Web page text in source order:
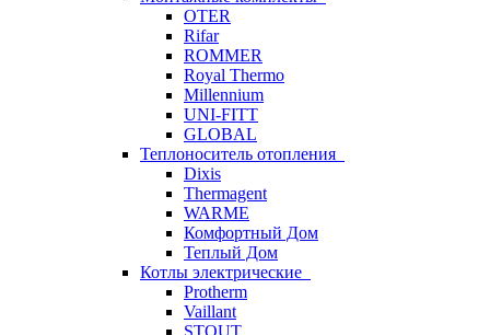
OTER
Rifar
ROMMER
Royal Thermo
Millennium
UNI-FITT
GLOBAL
Теплоноситель отопления
Dixis
Thermagent
WARME
Комфортный Дом
Теплый Дом
Котлы электрические
Protherm
Vaillant
STOUT